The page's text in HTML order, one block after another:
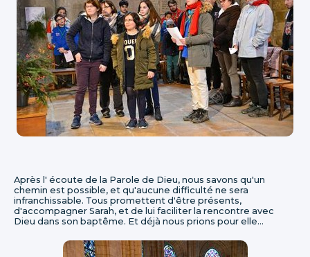
Après l' écoute de la Parole de Dieu, nous savons qu'un
chemin est possible, et qu'aucune difficulté ne sera
infranchissable. Tous promettent d'être présents,
d'accompagner Sarah, et de lui faciliter la rencontre avec
Dieu dans son baptême. Et déjà nous prions pour elle...